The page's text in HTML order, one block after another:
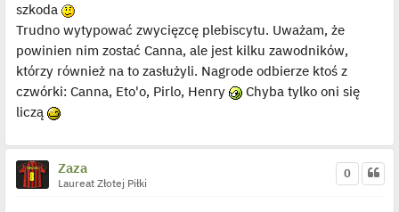
szkoda
Trudno wytypować zwycięzcę plebiscytu. Uważam, że
powinien nim zostać Canna, ale jest kilku zawodników,
którzy również na to zasłużyli. Nagrode odbierze ktoś z
czwórki: Canna, Eto'o, Pirlo, Henry
Chyba tylko oni się
liczą
Zaza
Laureat Złotej Piłki
0